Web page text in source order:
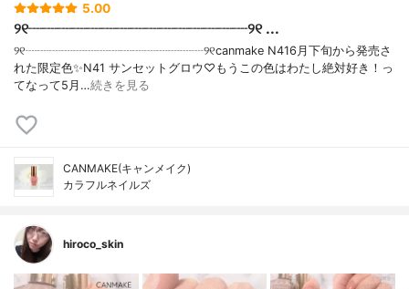
5.00
୨୧┈┈┈┈┈┈┈┈┈┈┈┈┈┈┈୨୧ ...
୨୧┈┈┈┈┈┈┈┈┈┈┈┈┈┈┈୨୧canmake N416月下旬から発売さ
れた限定色✨N41 サンセットグロウ♡もうこの色はわたし絶対好き！っ
てなって5月…続きを見る
CANMAKE(キャンメイク)
カラフルネイルズ
hiroco_skin